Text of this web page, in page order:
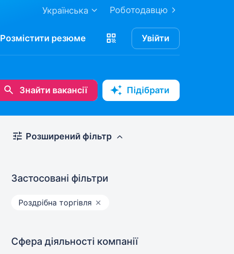
Роботодавцю
Українська
Розмістити резюме Увійти
Знайти вакансії Підібрати
Розширений фільтр
Застосовані фільтри
Роздрібна торгівля
Сфера діяльності компанії